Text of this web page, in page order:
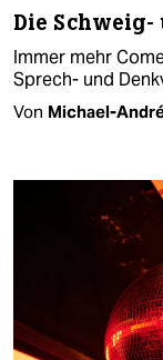
Die
Immer mehr
Sprech- und
Von Michael-